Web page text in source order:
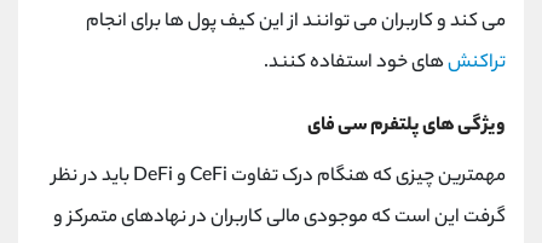
می کند و کاربران می توانند از این کیف پول ها برای انجام
تراکنشهای خود استفاده کنند.
ویژگی های پلتفرم سی فای
مهمترین چیزی که هنگام درک تفاوت CeFi و DeFi باید در نظر
گرفت این است که موجودی مالی کاربران در نهادهای متمرکز و